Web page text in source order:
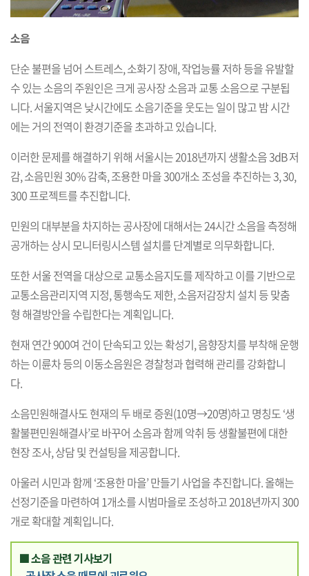
소음
단순 불편을 넘어 스트레스, 소화기 장애, 작업능률 저하 등을 유발할
수 있는 소음의 주원인은 크게 공사장 소음과 교통 소음으로 구분됩
니다. 서울지역은 낮시간에도 소음기준을 웃도는 일이 많고 밤 시간
에는 거의 전역이 환경기준을 초과하고 있습니다.
이러한 문제를 해결하기 위해 서울시는 2018년까지 생활소음 3dB 저
감, 소음민원 30% 감축, 조용한 마을 300개소 조성을 추진하는 3, 30,
300 프로젝트를 추진합니다.
민원의 대부분을 차지하는 공사장에 대해서는 24시간 소음을 측정해
공개하는 상시 모니터링시스템 설치를 단계별로 의무화합니다.
또한 서울 전역을 대상으로 교통소음지도를 제작하고 이를 기반으로
교통소음관리지역 지정, 통행속도 제한, 소음저감장치 설치 등 맞춤
형 해결방안을 수립한다는 계획입니다.
현재 연간 900여 건이 단속되고 있는 확성기, 음향장치를 부착해 운행
하는 이륜차 등의 이동소음원은 경찰청과 협력해 관리를 강화합니
다.
소음민원해결사도 현재의 두 배로 증원(10명→20명)하고 명칭도 ‘생
활불편민원해결사’로 바꾸어 소음과 함께 악취 등 생활불편에 대한
현장 조사, 상담 및 컨설팅을 제공합니다.
아울러 시민과 함께 ‘조용한 마을’ 만들기 사업을 추진합니다. 올해는
선정기준을 마련하여 1개소를 시범마을로 조성하고 2018년까지 300
개로 확대할 계획입니다.
■ 소음 관련 기사보기